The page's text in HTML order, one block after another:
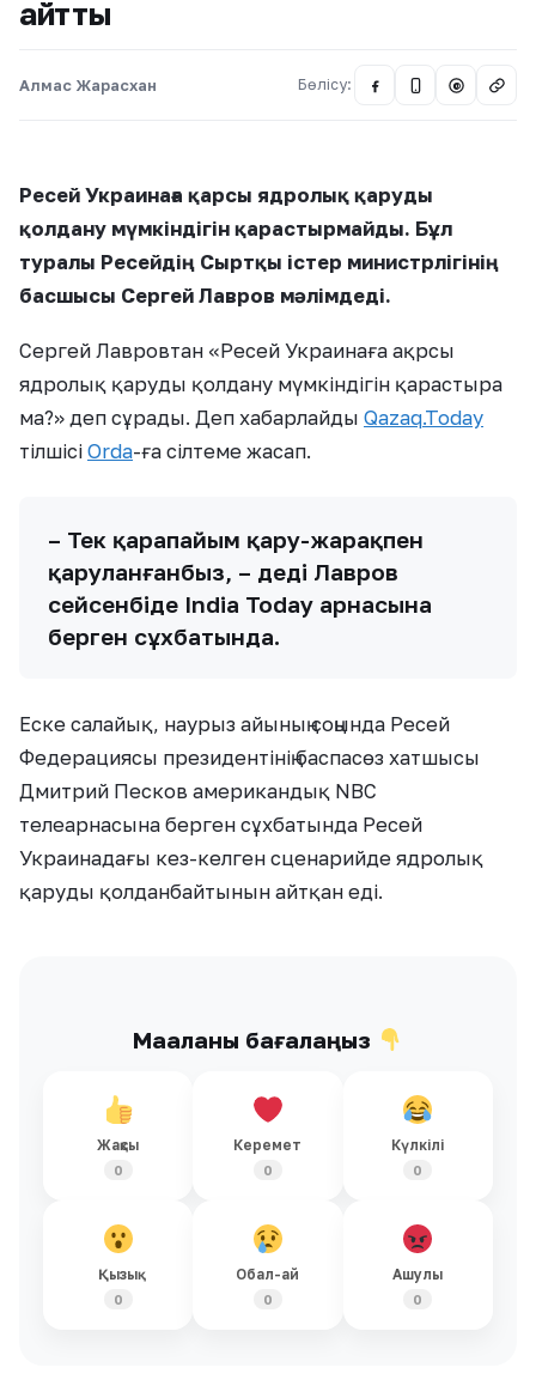
айтты
Алмас Жарасхан Бөлісу: @
Ресей Украинаға қарсы ядролық қаруды
қолдану мүмкіндігін қарастырмайды. Бұл
туралы Ресейдің Сыртқы істер министрлігінің
басшысы Сергей Лавров мәлімдеді.
Сергей Лавровтан «Ресей Украинаға ақрсы
ядролық қаруды қолдану мүмкіндігін қарастыра
ма?» деп сұрады. Деп хабарлайды Qazaq.Today
тілшісі Orda-ға сілтеме жасап.
– Тек қарапайым қару-жарақпен
қаруланғанбыз, – деді Лавров
сейсенбіде India Today арнасына
берген сұхбатында.
Еске салайық, наурыз айының соңында Ресей
Федерациясы президентінің баспасөз хатшысы
Дмитрий Песков американдық NBC
телеарнасына берген сұхбатында Ресей
Украинадағы кез-келген сценарийде ядролық
қаруды қолданбайтынын айтқан еді.
Мақаланы бағалаңыз
Жақсы
0
Керемет
0
Күлкілі
0
Қызық
0
Обал-ай
0
Ашулы
0